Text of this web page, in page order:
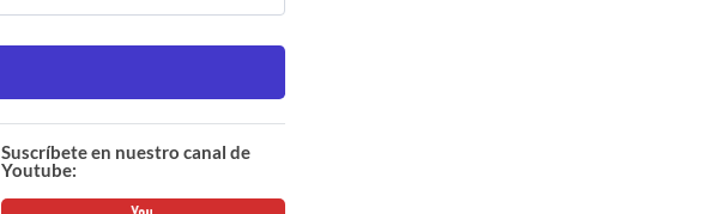
Suscríbete en nuestro canal de
Youtube: